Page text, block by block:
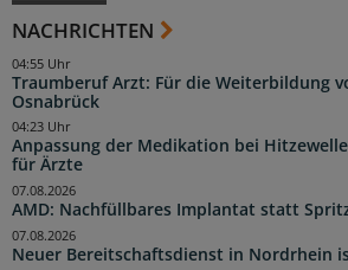
NACHRICHTEN
Traumberuf Arzt: Für die Weiterbildung
Osnabrück
04:55 Uhr
Anpassung der Medikation bei
für Ärzte
04:23 Uhr
AMD: Nachfüllbares Implantat statt
07.08.2026
Neuer Bereitschaftsdienst in Nordrhein
07.08.2026